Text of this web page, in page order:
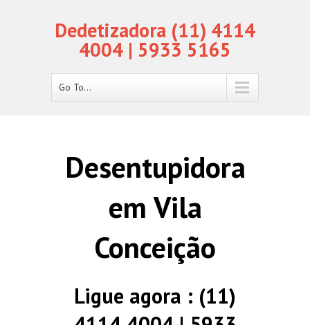
Dedetizadora (11) 4114
4004 | 5933 5165
Go To...
Desentupidora
em Vila
Conceição
Ligue agora : (11)